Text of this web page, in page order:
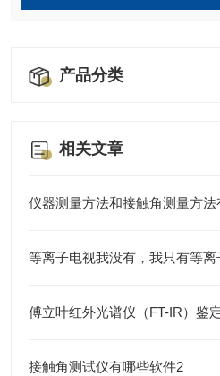
产品分类
相关文章
仪器测量方法和接触角测量方法
等离子电视我没有，我只有等离
傅立叶红外光谱仪（FT-IR）鉴
接触角测试仪有哪些软件2